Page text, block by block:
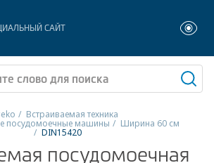
САЙТ
Встраиваемая техника
посудомоечные машины Ширина 60 см
DIN15420
посудомоечная